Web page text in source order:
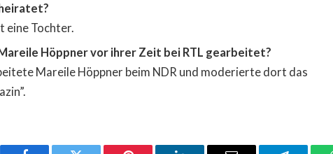
eine Tochter.
Höppner vor ihrer Zeit bei RTL gearbeitet?
Mareile Höppner beim NDR und moderierte dort das